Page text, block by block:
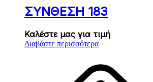
ΣΥΝΘΕΣΗ 183
Καλέστε μας για τιμή
Διαβάστε περισσότερα